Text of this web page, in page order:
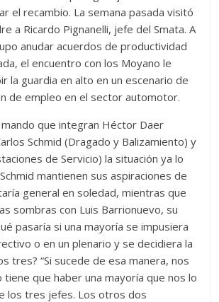
el recambio. La semana pasada visitó
a Ricardo Pignanelli, jefe del Smata. A
anudar acuerdos de productividad
el encuentro con los Moyano le
la guardia en alto en un escenario de
de empleo en el sector automotor.
que integran Héctor Daer
Schmid (Dragado y Balizamiento) y
de Servicio) la situación ya lo
mantienen sus aspiraciones de
general en soledad, mientras que
sombras con Luis Barrionuevo, su
pasaría si una mayoría se impusiera
o en un plenario y se decidiera la
tres? “Si sucede de esa manera, nos
tiene que haber una mayoría que nos lo
los tres jefes. Los otros dos